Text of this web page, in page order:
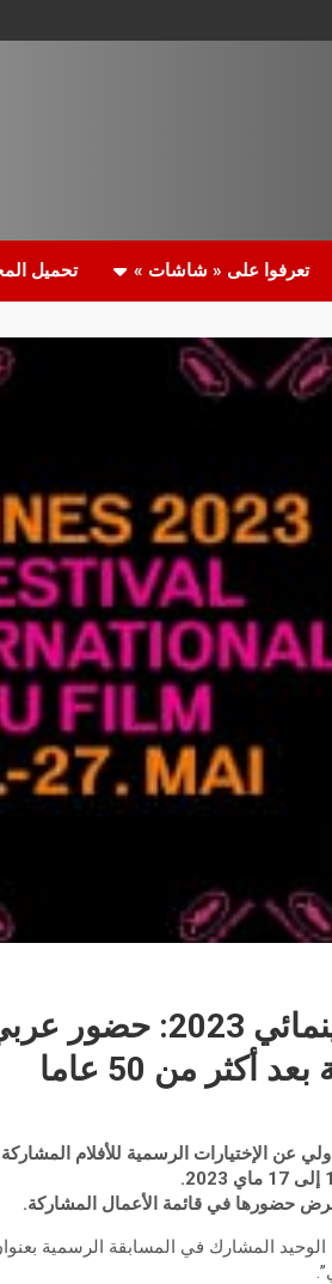
تعرفوا على « شاشات » تحميل
مهرجان كان
من 50 عاما
عن الإختيارات الرسمية للأفلام
حضورها في قائمة الأعمال المشاركة.
الوحيد المشارك في المسابقة الرسمية